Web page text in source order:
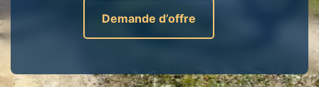
Demande d’offre